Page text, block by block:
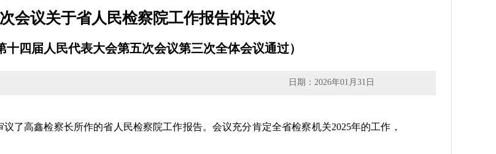
会议关于省人民检察院工作报告的决议
十四届人民代表大会第五次会议第三次全体会议通过）
日期：2026年01月31日
高鑫检察长所作的省人民检察院工作报告。会议充分肯定全省检察机关2025年的工作，